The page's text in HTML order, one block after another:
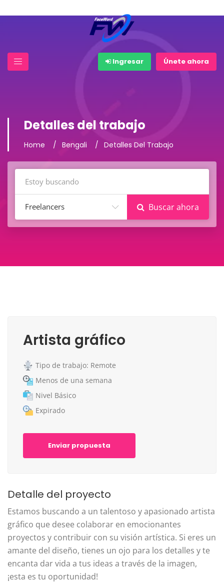
Ingresar Únete ahora
Detalles del trabajo
Home Bengali Detalles Del Trabajo
Freelancers Buscar ahora
Artista gráfico
Tipo de trabajo: Remote
Menos de una semana
Nivel Básico
Expirado
Enviar propuesta
Detalle del proyecto
Estamos buscando a un talentoso y apasionado artista
gráfico que desee colaborar en emocionantes
proyectos y contribuir con su visión artística. Si eres un
amante del diseño, tienes un ojo para los detalles y te
encanta dar vida a tus ideas a través de la imagen,
¡esta es tu oportunidad!